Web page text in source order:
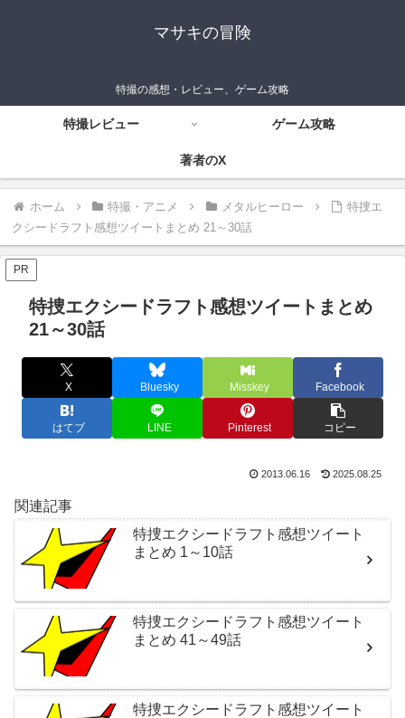
マサキの冒険
特撮の感想・レビュー、ゲーム攻略
特撮レビュー ゲーム攻略
著者のX
ホーム 特撮・アニメ メタルヒーロー
特捜エ
クシードラフト感想ツイートまとめ 21～30話
PR
特捜エクシードラフト感想ツイートまとめ
21～30話
X Bluesky Misskey Facebook
はてブ LINE Pinterest コピー
2013.06.16 2025.08.25
関連記事
特捜エクシードラフト感想ツイート
まとめ 1～10話
特捜エクシードラフト感想ツイート
まとめ 41～49話
特捜エクシードラフト感想ツイート